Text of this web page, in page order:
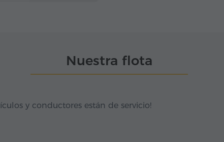
Nuestra flota
y conductores están de servicio!